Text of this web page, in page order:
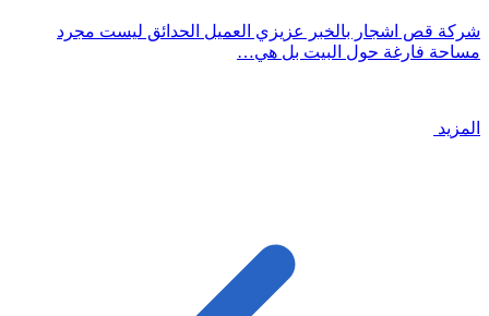
شركة قص اشجار بالخبر عزيزي العميل الحدائق ليست مجرد
مساحة فارغة حول البيت بل هي…
المزيد